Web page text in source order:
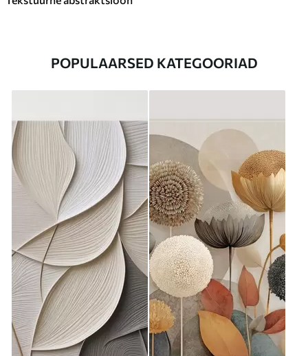
POPULAARSED KATEGOORIAD